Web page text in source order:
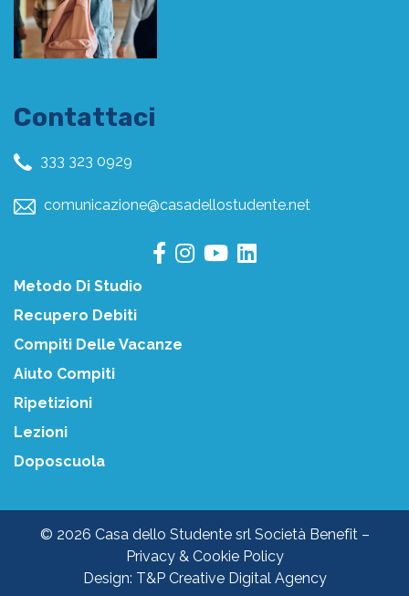
Contattaci
333 323 0929
comunicazione@casadellostudente.net
Metodo Di Studio
Recupero Debiti
Compiti Delle Vacanze
Aiuto Compiti
Ripetizioni
Lezioni
Doposcuola
© 2026 Casa dello Studente srl Società Benefit –
Privacy & Cookie Policy
Design: T&P Creative Digital Agency